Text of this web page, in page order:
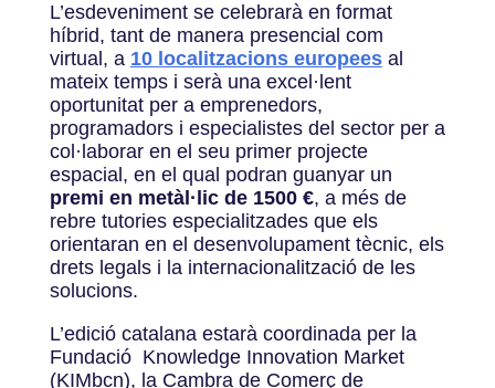
L’esdeveniment se celebrarà en format
híbrid, tant de manera presencial com
virtual, a 10 localitzacions europeesal
mateix temps i serà una excel·lent
oportunitat per a emprenedors,
programadors i especialistes del sector per a
col·laborar en el seu primer projecte
espacial, en el qual podran guanyar un
premi en metàl·lic de 1500 €, a més de
rebre tutories especialitzades que els
orientaran en el desenvolupament tècnic, els
drets legals i la internacionalització de les
solucions.
L’edició catalana estarà coordinada per la
Fundació Knowledge Innovation Market
(KIMbcn), la Cambra de Comerç de